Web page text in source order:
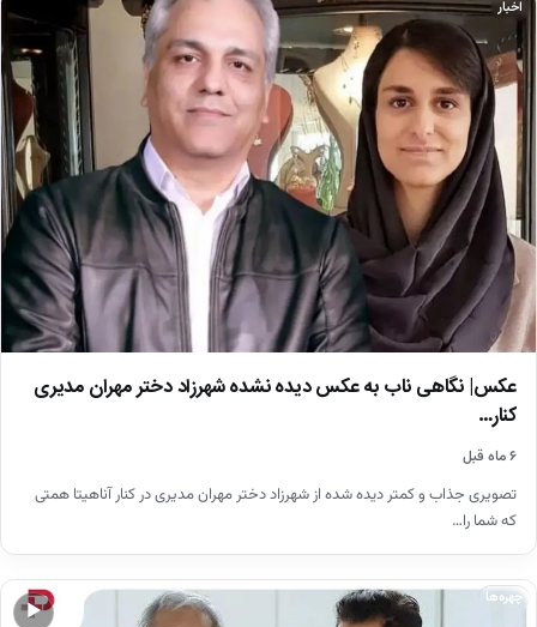
اخبار
عکس| نگاهی ناب به عکس دیده نشده شهرزاد دختر مهران مدیری
کنار…
۶ ماه قبل
تصویری جذاب و کمتر دیده شده از شهرزاد دختر مهران مدیری در کنار آناهیتا همتی
که شما را…
▶
چهره‌ها